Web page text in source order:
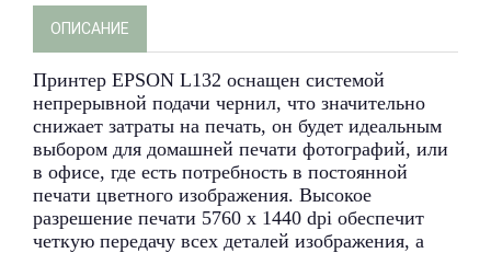
ОПИСАНИЕ
Принтер EPSON L132 оснащен системой
непрерывной подачи чернил, что значительно
снижает затраты на печать, он будет идеальным
выбором для домашней печати фотографий, или
в офисе, где есть потребность в постоянной
печати цветного изображения. Высокое
разрешение печати 5760 х 1440 dpi обеспечит
четкую передачу всех деталей изображения, а